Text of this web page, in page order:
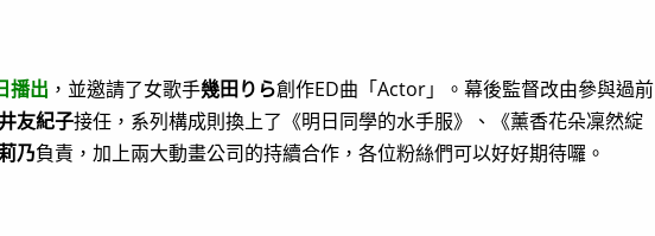
播出 ，並邀請了女歌手幾田りら創作ED曲「Actor」。幕後監督改由參與過前
友紀子接任，系列構成則換上了《明日同學的水手服》、《薰香花朵凜然綻
乃負責，加上兩大動畫公司的持續合作，各位粉絲們可以好好期待囉。